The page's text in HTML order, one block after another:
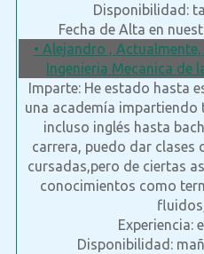
Disponibilidad:
Fecha de Alta en
• Alejandro ,
Ingenieria Mecanica de
Imparte: He estado hasta
una academía
incluso inglés hasta
carrera, puedo dar clases
cursadas,pero de ciertas
conocimientos como
Experiencia:
Disponibilidad: